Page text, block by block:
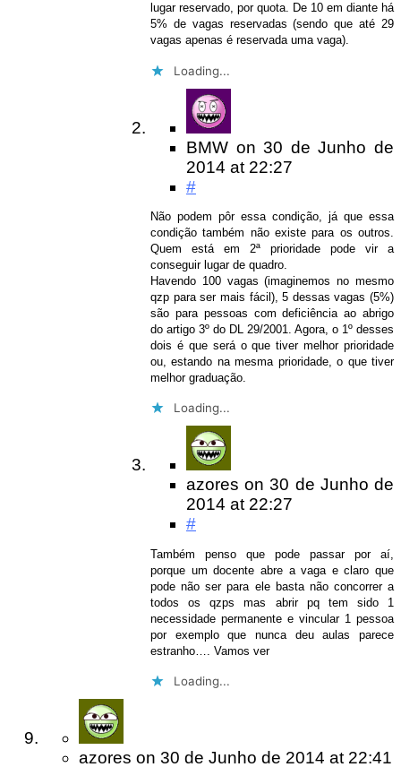
lugar reservado, por quota. De 10 em diante há
5% de vagas reservadas (sendo que até 29
vagas apenas é reservada uma vaga).
Loading...
BMW on30 de Junho de
2014 at 22:27
#
Não podem pôr essa condição, já que essa
condição também não existe para os outros.
Quem está em 2ª prioridade pode vir a
conseguir lugar de quadro.
Havendo 100 vagas (imaginemos no mesmo
qzp para ser mais fácil), 5 dessas vagas (5%)
são para pessoas com deficiência ao abrigo
do artigo 3º do DL 29/2001. Agora, o 1º desses
dois é que será o que tiver melhor prioridade
ou, estando na mesma prioridade, o que tiver
melhor graduação.
Loading...
azores on30 de Junho de
2014 at 22:27
#
Também penso que pode passar por aí,
porque um docente abre a vaga e claro que
pode não ser para ele basta não concorrer a
todos os qzps mas abrir pq tem sido 1
necessidade permanente e vincular 1 pessoa
por exemplo que nunca deu aulas parece
estranho…. Vamos ver
Loading...
azores on 30 de Junho de 2014 at 22:41